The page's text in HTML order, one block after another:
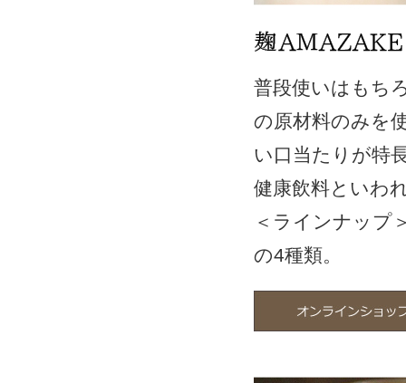
普段使いはもち
の原材料のみを
い口当たりが特
健康飲料といわ
＜ラインナップ
の4種類。